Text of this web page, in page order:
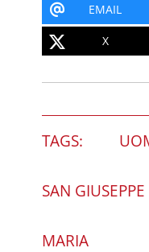
EMAIL
X
TAGS:
SAN GIUSEPPE
MARIA